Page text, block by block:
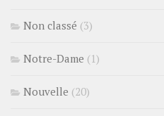
Non classé (3)
Notre-Dame (1)
Nouvelle (20)